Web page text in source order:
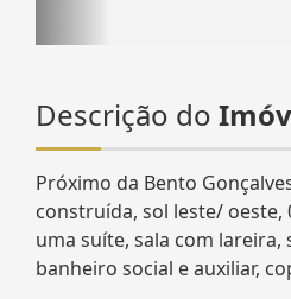
Descrição do
Próximo da Bento
construída, sol leste/
uma suíte, sala com lareira,
banheiro social e auxiliar,